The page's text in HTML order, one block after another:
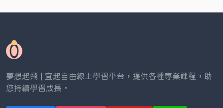
夢想起飛 | 宜起自由線上學習平台，提供各種專業課程，助
您持續學習成長。